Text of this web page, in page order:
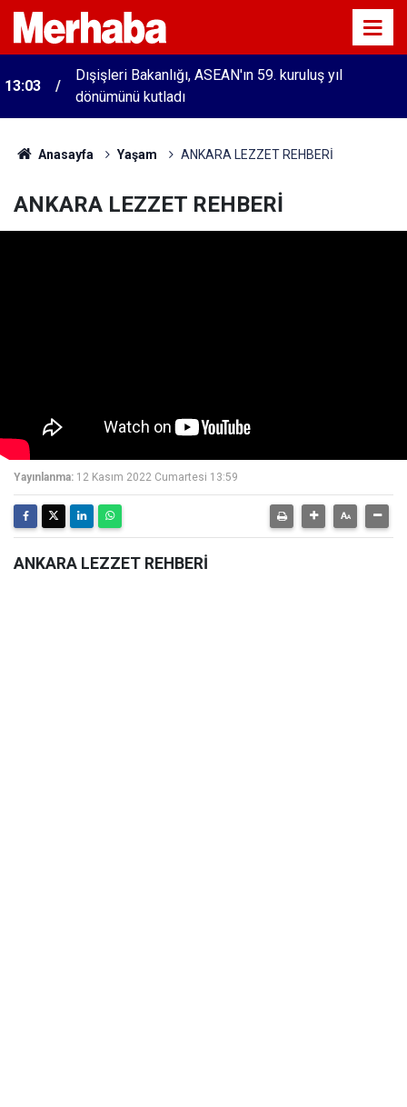
13:03
Dışişleri Bakanlığı, ASEAN'ın 59. kuruluş yıl
dönümünü kutladı
12:57
Kırtasiye sektöründe okula dönüş mesaisi başladı
Anasayfa Yaşam ANKARA LEZZET REHBERİ
ANKARA LEZZET REHBERİ
Yayınlanma: 12 Kasım 2022 Cumartesi 13:59
ANKARA LEZZET REHBERİ